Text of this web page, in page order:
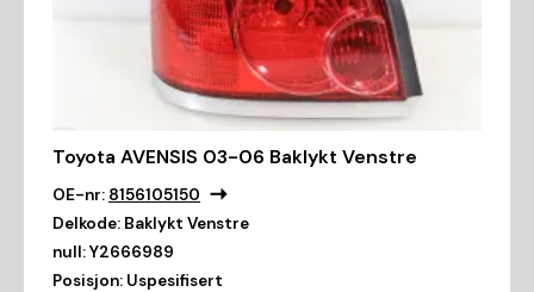
Toyota AVENSIS 03-06 Baklykt Venstre
OE-nr: 8156105150
Delkode: Baklykt Venstre
null:Y2666989
Posisjon: Uspesifisert